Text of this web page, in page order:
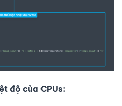
độ của CPUs: